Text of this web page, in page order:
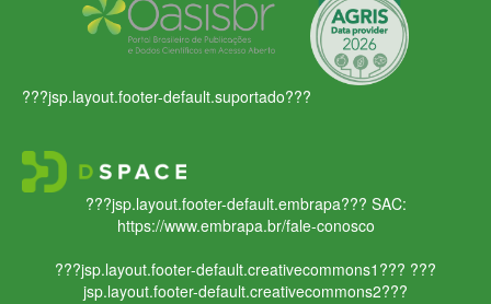
???jsp.layout.footer-default.suportado???
???jsp.layout.footer-default.embrapa??? SAC:
https://www.embrapa.br/fale-conosco
???jsp.layout.footer-default.creativecommons1??? ???
jsp.layout.footer-default.creativecommons2???